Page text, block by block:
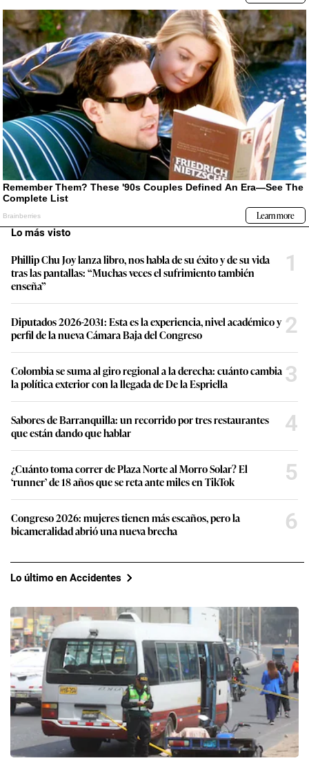
Lo más visto
Phillip Chu Joy lanza libro, nos habla de su éxito y de su vida
tras las pantallas: “Muchas veces el sufrimiento también
enseña”
1
Diputados 2026-2031: Esta es la experiencia, nivel académico y
perfil de la nueva Cámara Baja del Congreso
2
Colombia se suma al giro regional a la derecha: cuánto cambia
la política exterior con la llegada de De la Espriella
3
Sabores de Barranquilla: un recorrido por tres restaurantes
que están dando que hablar
4
¿Cuánto toma correr de Plaza Norte al Morro Solar? El
‘runner’ de 18 años que se reta ante miles en TikTok
5
Congreso 2026: mujeres tienen más escaños, pero la
bicameralidad abrió una nueva brecha
6
Lo último en Accidentes